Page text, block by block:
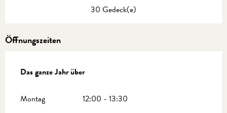
30 Gedeck(e)
Öffnungszeiten
Das ganze Jahr über
Das ganze Jahr über
Montag 12:00 - 13:30